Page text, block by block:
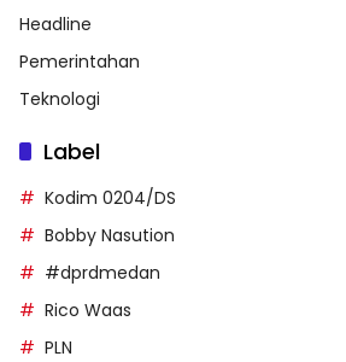
Headline
Pemerintahan
Teknologi
Label
Kodim 0204/DS
Bobby Nasution
#dprdmedan
Rico Waas
PLN